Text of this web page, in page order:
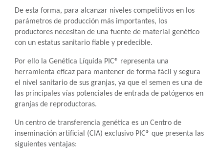
De esta forma, para alcanzar niveles competitivos en los
parámetros de producción más importantes, los
productores necesitan de una fuente de material genético
con un estatus sanitario fiable y predecible.
Por ello la Genética Líquida PIC® representa una
herramienta eficaz para mantener de forma fácil y segura
el nivel sanitario de sus granjas, ya que el semen es una de
las principales vías potenciales de entrada de patógenos en
granjas de reproductoras.
Un centro de transferencia genética es un Centro de
inseminación artificial (CIA) exclusivo PIC® que presenta las
siguientes ventajas: